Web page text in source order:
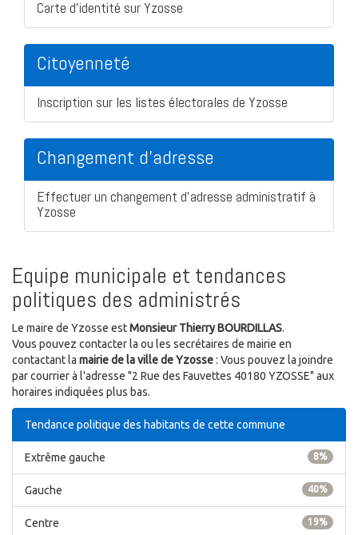
Carte d'identité sur Yzosse
Citoyenneté
Inscription sur les listes électorales de Yzosse
Changement d'adresse
Effectuer un changement d'adresse administratif à
Yzosse
Equipe municipale et tendances
politiques des administrés
Le maire de Yzosse estMonsieur Thierry BOURDILLAS.
Vous pouvez contacter la ou les secrétaires de mairie en
contactant la mairie de la ville de Yzosse: Vous pouvez la joindre
par courrier à l'adresse "2 Rue des Fauvettes 40180 YZOSSE" aux
horaires indiquées plus bas.
Tendance politique des habitants de cette commune
8%
Extrême gauche
40%
Gauche
19%
Centre